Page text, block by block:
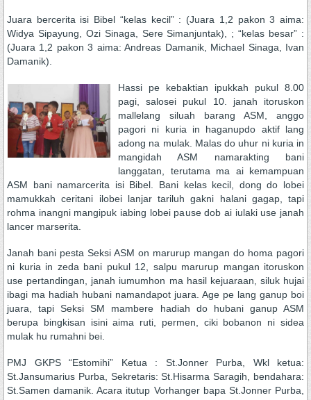
Juara bercerita isi Bibel “kelas kecil” : (Juara 1,2 pakon 3 aima:
Widya Sipayung, Ozi Sinaga, Sere Simanjuntak), ; “kelas besar” :
(Juara 1,2 pakon 3 aima: Andreas Damanik, Michael Sinaga, Ivan
Damanik).
Hassi pe kebaktian ipukkah pukul 8.00
pagi, salosei pukul 10. janah itoruskon
mallelang siluah barang ASM, anggo
pagori ni kuria in haganupdo aktif lang
adong na mulak. Malas do uhur ni kuria in
mangidah ASM namarakting bani
langgatan, terutama ma ai kemampuan
ASM bani namarcerita isi Bibel. Bani kelas kecil, dong do lobei
mamukkah ceritani ilobei lanjar tariluh gakni halani gagap, tapi
rohma inangni mangipuk iabing lobei pause dob ai iulaki use janah
lancer marserita.
Janah bani pesta Seksi ASM on marurup mangan do homa pagori
ni kuria in zeda bani pukul 12, salpu marurup mangan itoruskon
use pertandingan, janah iumumhon ma hasil kejuaraan, siluk hujai
ibagi ma hadiah hubani namandapot juara. Age pe lang ganup boi
juara, tapi Seksi SM mambere hadiah do hubani ganup ASM
berupa bingkisan isini aima ruti, permen, ciki bobanon ni sidea
mulak hu rumahni bei.
PMJ GKPS “Estomihi” Ketua : St.Jonner Purba, Wkl ketua:
St.Jansumarius Purba, Sekretaris: St.Hisarma Saragih, bendahara:
St.Samen damanik. Acara itutup Vorhanger bapa St.Jonner Purba,